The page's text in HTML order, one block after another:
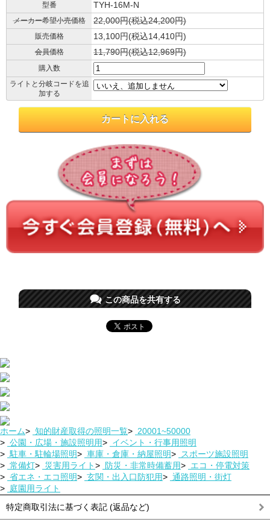
型番 TYH-16M-N
メーカー希望小売価格 22,000円(税込24,200円)
販売価格 13,100円(税込14,410円)
会員価格 11,790円(税込12,969円)
購入数
ライトと分岐コードを追
加する
この商品を共有する
ホーム> 知的財産取得の照明一覧> 20001~50000
> 公園・広場・施設照明用> イベント・行事用照明
> 駐車・駐輪場照明> 車庫・倉庫・納屋照明>
スポーツ施設照明
> 常備灯> 災害用ライト> 防災・非常時備蓄用> エコ・停電対策
> 省エネ・エコ照明> 玄関・出入口防犯用> 通路照明・街灯
> 庭園用ライト
特定商取引法に基づく表記 (返品など)